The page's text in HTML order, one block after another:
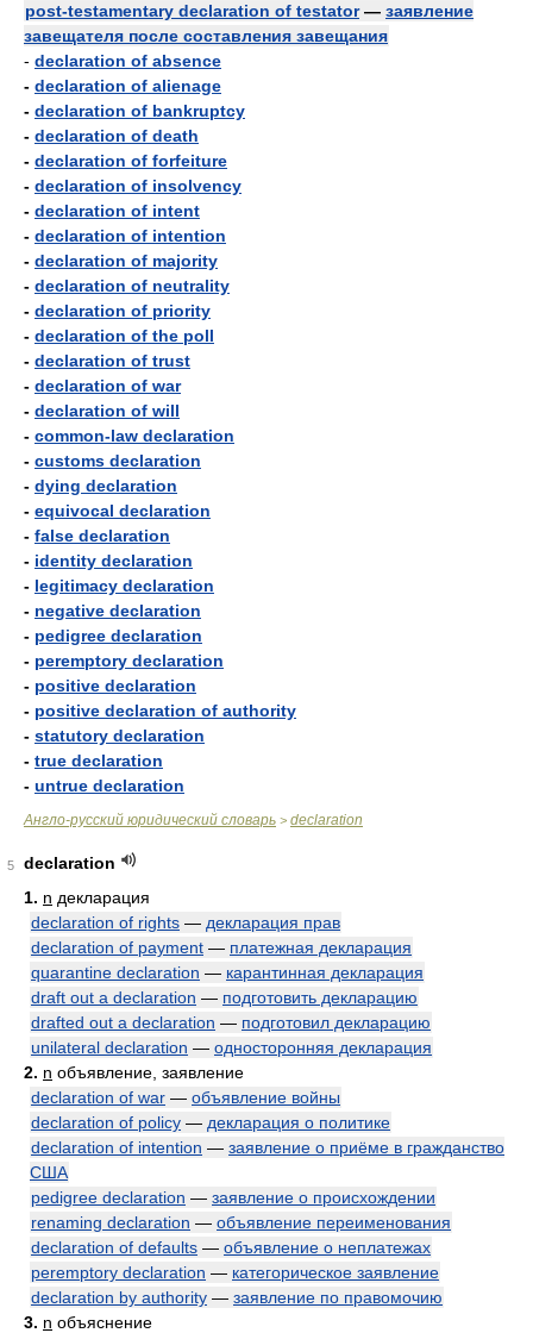
post-testamentary declaration of testator— заявление
завещателя после составления завещания
- declaration of absence
- declaration of alienage
- declaration of bankruptcy
- declaration of death
- declaration of forfeiture
- declaration of insolvency
- declaration of intent
- declaration of intention
- declaration of majority
- declaration of neutrality
- declaration of priority
- declaration of the poll
- declaration of trust
- declaration of war
- declaration of will
- common-law declaration
- customs declaration
- dying declaration
- equivocal declaration
- false declaration
- identity declaration
- legitimacy declaration
- negative declaration
- pedigree declaration
- peremptory declaration
- positive declaration
- positive declaration of authority
- statutory declaration
- true declaration
- untrue declaration
Англо-русский юридический словарь > declaration
5
declaration
1. n декларация
declaration of rights — декларация прав
declaration of payment — платежная декларация
quarantine declaration — карантинная декларация
draft out a declaration — подготовить декларацию
drafted out a declaration — подготовил декларацию
unilateral declaration — односторонняя декларация
2. n объявление, заявление
declaration of war — объявление войны
declaration of policy — декларация о политике
declaration of intention — заявление о приёме в гражданство
США
pedigree declaration — заявление о происхождении
renaming declaration — объявление переименования
declaration of defaults — объявление о неплатежах
peremptory declaration — категорическое заявление
declaration by authority — заявление по правомочию
3. n объяснение